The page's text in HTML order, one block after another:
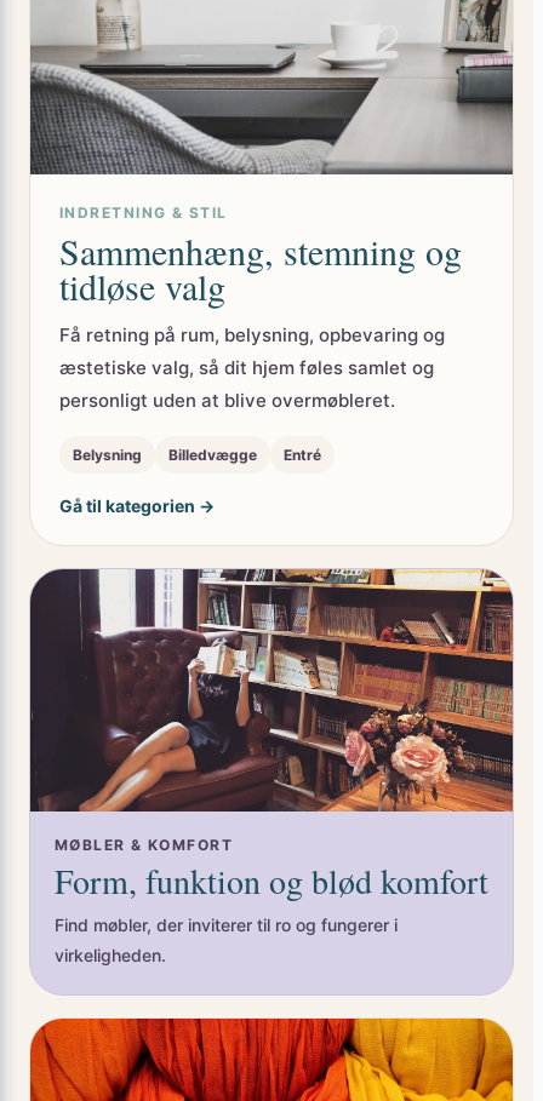
Sammenhæng, stemning og
tidløse valg
Få retning på rum, belysning, opbevaring og
æstetiske valg, så dit hjem føles samlet og
personligt uden at blive overmøbleret.
Form, funktion og blød komfort
Find møbler, der inviterer til ro og fungerer i
virkeligheden.